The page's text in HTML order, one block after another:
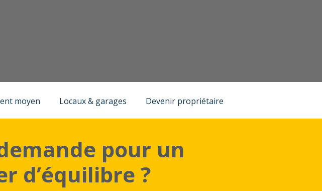
moyen Locaux & garages Devenir propriétaire
pour un
d’équilibre ?